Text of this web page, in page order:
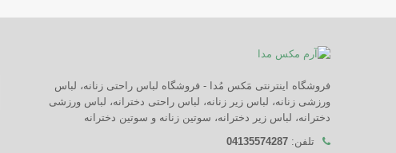
فروشگاه اینترنتی مَکس مُدا - فروشگاه لباس راحتی زنانه، لباس
ورزشی زنانه، لباس زیر زنانه، لباس راحتی دخترانه، لباس ورزشی
دخترانه، لباس زیر دخترانه، سوتین زنانه و سوتین دخترانه
تلفن: 04135574287